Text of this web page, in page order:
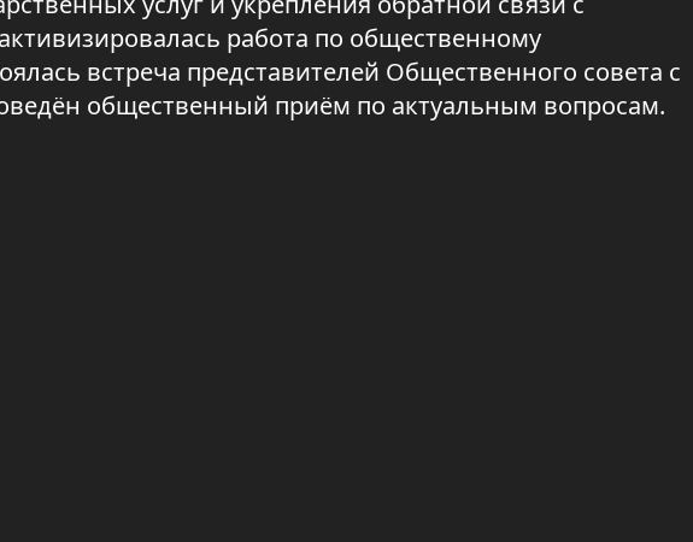
работа по общественному
встреча представителей Общественного совета с
общественный приём по актуальным вопросам.